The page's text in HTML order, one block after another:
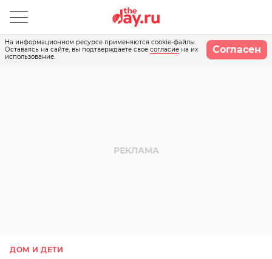
На информационном ресурсе применяются cookie-файлы.
Оставаясь на сайте, вы подтверждаете свое согласие на их
использование.
Согласен
ДОМ И ДЕТИ